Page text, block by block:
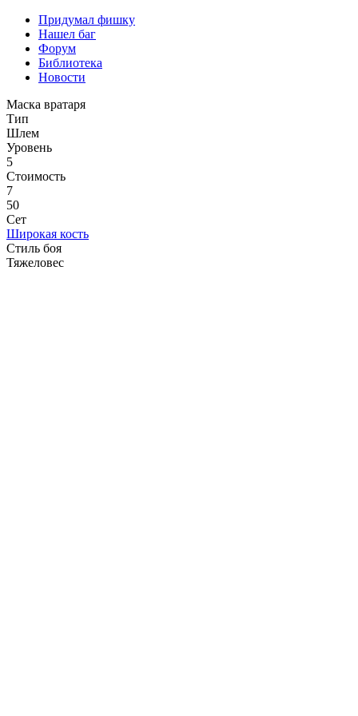
Придумал фишку
Нашел баг
Форум
Библиотека
Новости
Маска вратаря
Тип
Шлем
Уровень
5
Стоимость
7
50
Сет
Широкая кость
Стиль боя
Тяжеловес